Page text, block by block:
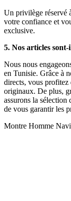
Un privilège réservé
votre confiance et
exclusive.
5. Nos articles sont-
Nous nous
en Tunisie. Grâce à
directs, vous
originaux. De plus,
assurons la
de vous garantir les
Montre Homme